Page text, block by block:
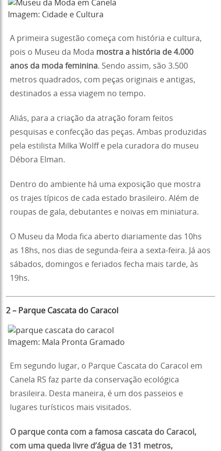
Imagem: Cidade e Cultura
A primeira sugestão começa com história e cultura,
pois o Museu da Moda mostra a história de 4.000
anos da moda feminina. Sendo assim, são 3.500
metros quadrados, com peças originais e antigas,
destinados a essa viagem no tempo.
Aliás, para a criação da atração foram feitos
pesquisas e confecção das peças. Ambas produzidas
pela estilista Milka Wolff e pela curadora do museu
Débora Elman.
Dentro do ambiente há uma exposição que mostra
os trajes típicos de cada estado brasileiro. Além de
roupas de gala, debutantes e noivas em miniatura.
O Museu da Moda fica aberto diariamente das 10hs
as 18hs, nos dias de segunda-feira a sexta-feira. Já aos
sábados, domingos e feriados fecha mais tarde, às
19hs.
2 – Parque Cascata do Caracol
Imagem: Mala Pronta Gramado
Em segundo lugar, o Parque Cascata do Caracol em
Canela RS faz parte da conservação ecológica
brasileira. Desta maneira, é um dos passeios e
lugares turísticos mais visitados.
O parque conta com a famosa cascata do Caracol,
com uma queda livre d’água de 131 metros,